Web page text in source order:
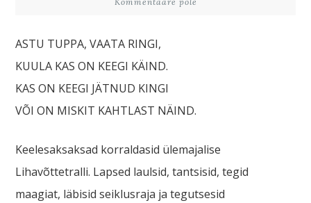
ASTU TUPPA, VAATA RINGI,
KUULA KAS ON KEEGI KÄIND.
KAS ON KEEGI JÄTNUD KINGI
VÕI ON MISKIT KAHTLAST NÄIND.
Keelesaksaksad korraldasid ülemajalise
Lihavõttetralli. Lapsed laulsid, tantsisid, tegid
maagiat, läbisid seiklusraja ja tegutsesid